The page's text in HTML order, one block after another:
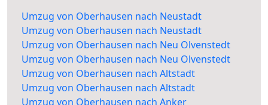
Umzug von Oberhausen nach Neustadt
Umzug von Oberhausen nach Neustadt
Umzug von Oberhausen nach Neu Olvenstedt
Umzug von Oberhausen nach Neu Olvenstedt
Umzug von Oberhausen nach Altstadt
Umzug von Oberhausen nach Altstadt
Umzug von Oberhausen nach Anker